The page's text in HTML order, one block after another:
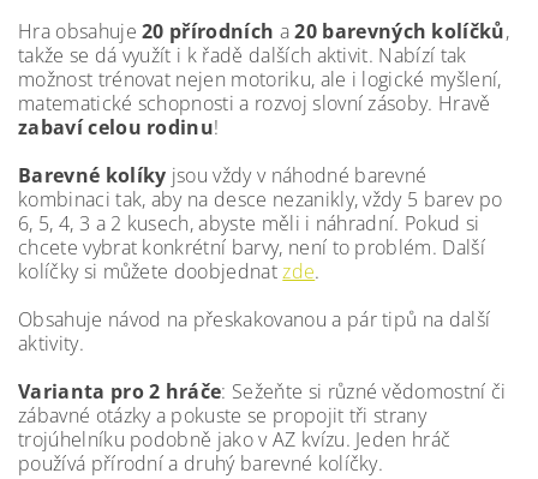
Hra obsahuje20 přírodních a20 barevných kolíčků,
takže se dá využít i k řadě dalších aktivit. Nabízí tak
možnost trénovat nejen motoriku, ale i logické myšlení,
matematické schopnosti a rozvoj slovní zásoby. Hravě
zabaví celou rodinu!
Barevné kolíky jsou vždy v náhodné barevné
kombinaci tak, aby na desce nezanikly, vždy 5 barev po
6, 5, 4, 3 a 2 kusech, abyste měli i náhradní. Pokud si
chcete vybrat konkrétní barvy, není to problém. Další
kolíčky si můžete doobjednatzde.
Obsahuje návod na přeskakovanou a pár tipů na další
aktivity.
Varianta pro 2 hráče: Sežeňte si různé vědomostní či
zábavné otázky a pokuste se propojit tři strany
trojúhelníku podobně jako v AZ kvízu. Jeden hráč
používá přírodní a druhý barevné kolíčky.